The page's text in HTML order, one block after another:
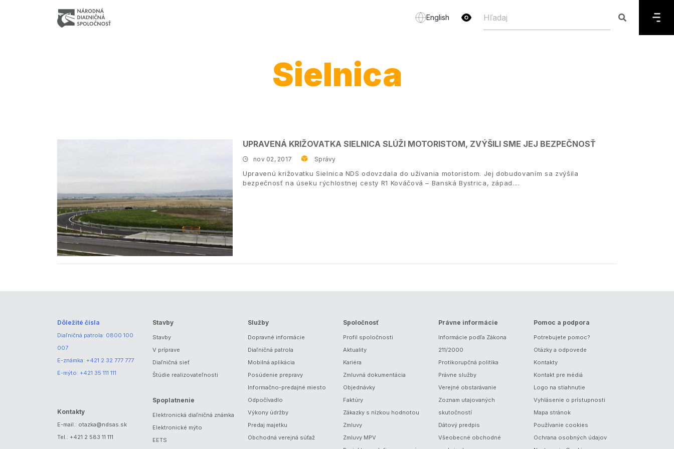
English
Sielnica
UPRAVENÁ KRIŽOVATKA SIELNICA SLÚŽI MOTORISTOM, ZVÝŠILI SME JEJ BEZPEČNOSŤ
nov 02, 2017 Správy
Upravenú križovatku Sielnica NDS odovzdala do užívania motoristom. Jej dobudovaním sa zvýšila
bezpečnosť na úseku rýchlostnej cesty R1 Kováčová – Banská Bystrica, západ.
Dôležité čísla
Diaľničná patrola: 0800 100
007
E-známka: +421 2 32 777 777
E-mýto: +421 35 111 111
Kontakty
E-mail.: otazka@ndsas.sk
Tel.: +421 2 583 11 111
Stavby
Stavby
V príprave
Diaľničná sieť
Štúdie realizovateľnosti
Spoplatnenie
Elektronická diaľničná známka
Elektronické mýto
EETS
Služby
Dopravné informácie
Diaľničná patrola
Mobilná aplikácia
Posúdenie prepravy
Informačno-predajné miesto
Odpočívadlo
Výkony údržby
Predaj majetku
Obchodná verejná súťaž
Spoločnosť
Profil spoločnosti
Aktuality
Kariéra
Zmluvná dokumentácia
Objednávky
Faktúry
Zákazky s nízkou hodnotou
Zmluvy
Zmluvy MPV
Právne informácie
Informácie podľa Zákona
211/2000
Protikorupčná politika
Právne služby
Verejné obstarávanie
Zoznam utajovaných
skutočností
Dátový predpis
Všeobecné obchodné
Pomoc a podpora
Potrebujete pomoc?
Otázky a odpovede
Kontakty
Kontakt pre médiá
Logo na stiahnutie
Vyhlásenie o prístupnosti
Mapa stránok
Používanie cookies
Ochrana osobných údajov